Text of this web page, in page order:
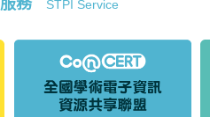
STPI Service